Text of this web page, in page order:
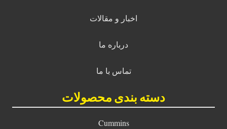
اخبار و مقالات
درباره ما
تماس با ما
دسته بندی محصولات
Cummins